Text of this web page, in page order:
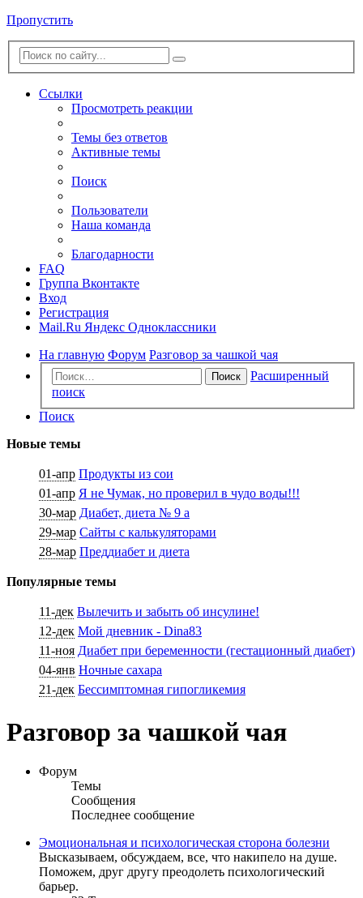
Пропустить
Ссылки
Просмотреть реакции
Темы без ответов
Активные темы
Поиск
Пользователи
Наша команда
Благодарности
FAQ
Группа Вконтакте
Вход
Регистрация
Mail.Ru Яндекс Одноклассники
На главную Форум Разговор за чашкой чая
Поиск
Расширенный
поиск
Поиск
Новые темы
01-апр Продукты из сои
01-апр Я не Чумак, но проверил в чудо воды!!!
30-мар Диабет, диета № 9 а
29-мар Сайты с калькуляторами
28-мар Преддиабет и диета
Популярные темы
11-дек Вылечить и забыть об инсулине!
12-дек Мой дневник - Dina83
11-ноя Диабет при беременности (гестационный диабет)
04-янв Ночные сахара
21-дек Бессимптомная гипогликемия
Разговор за чашкой чая
Форум
Темы
Сообщения
Последнее сообщение
Эмоциональная и психологическая сторона болезни
Высказываем, обсуждаем, все, что накипело на душе.
Поможем, друг другу преодолеть психологический
барьер.